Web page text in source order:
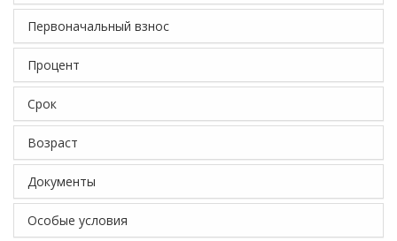
Первоначальный взнос
Процент
Срок
Возраст
Документы
Особые условия